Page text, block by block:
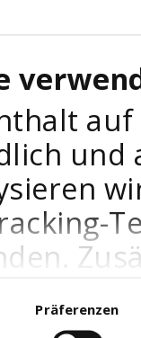
und
Präferenzen